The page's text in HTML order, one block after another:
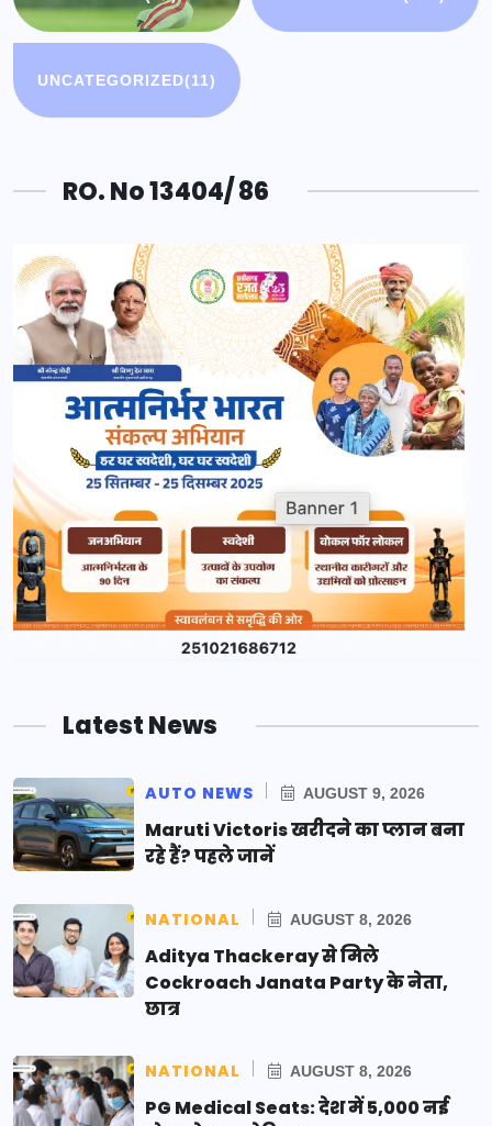
UNCATEGORIZED(11)
RO. No 13404/ 86
Latest News
AUTO NEWS AUGUST 9, 2026
Maruti Victoris खरीदने का प्लान बना
रहे हैं? पहले जानें
NATIONAL AUGUST 8, 2026
Aditya Thackeray से मिले
Cockroach Janata Party के नेता,
छात्र
NATIONAL AUGUST 8, 2026
PG Medical Seats: देश में 5,000 नई